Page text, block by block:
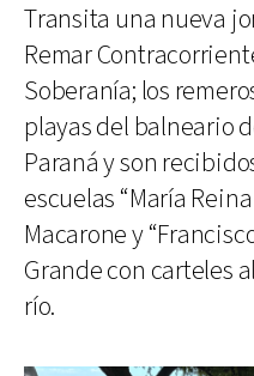
Transita una nueva
Remar
Soberanía; los
playas del balneario
Paraná y son
escuelas “María
Macarone y
Grande con carteles
río.